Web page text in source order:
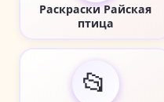
Раскраски Райская
птица
📂